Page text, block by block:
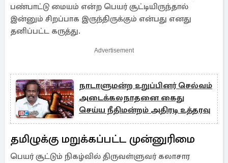
பண்பாட்டு மையம் என்ற பெயர் சூட்டியிருந்தால்
இன்னும் சிறப்பாக இருந்திருக்கும் என்பது எனது
தனிப்பட்ட கருத்து.
Advertisement
நாடாளுமன்ற உறுப்பினர் செல்வம்
அடைக்கலநாதனை கைது
செய்ய நீதிமன்றம் அதிரடி உத்தரவு
தமிழுக்கு மறுக்கப்பட்ட முன்னுரிமை
பெயர் சூட்டும் நிகழ்வில் திருவள்ளுவர் கலாசார